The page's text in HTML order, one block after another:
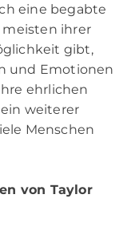
eine begabte
meisten ihrer
gibt,
und Emotionen
ehrlichen
weiterer
Menschen
von Taylor